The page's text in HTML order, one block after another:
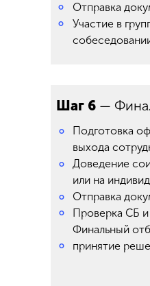
Отправка
Участие в
Шаг 6 —
Подготовка
выхода
Доведение
или на
Отправка
Проверка СБ
Финальный
принятие
°
°
°
°
°
°
°